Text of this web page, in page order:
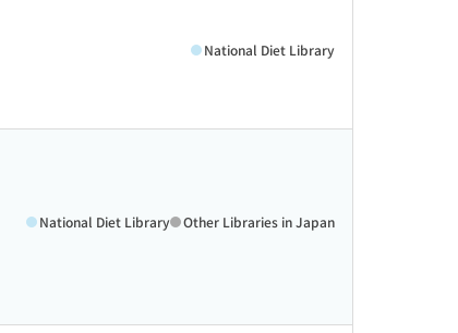
National Diet Library
National Diet Library Other Libraries in Japan